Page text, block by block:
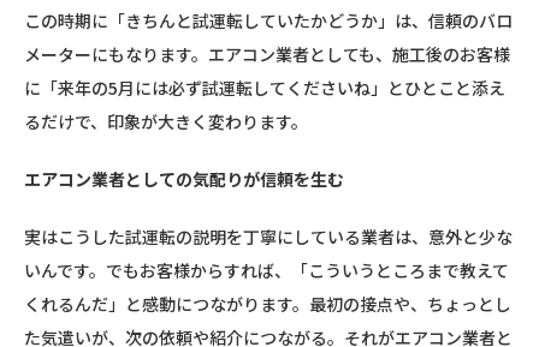
この時期に「きちんと試運転していたかどうか」は、信頼のバロ
メーターにもなります。エアコン業者としても、施工後のお客様
に「来年の5月には必ず試運転してくださいね」とひとこと添え
るだけで、印象が大きく変わります。
エアコン業者としての気配りが信頼を生む
実はこうした試運転の説明を丁寧にしている業者は、意外と少な
いんです。でもお客様からすれば、「こういうところまで教えて
くれるんだ」と感動につながります。最初の接点や、ちょっとし
た気遣いが、次の依頼や紹介につながる。それがエアコン業者と